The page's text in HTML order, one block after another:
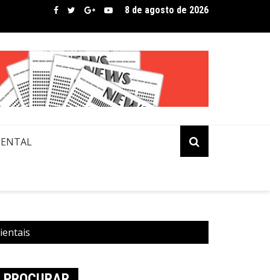
assina lista de convidados em festival que revela novos
8 de agosto de 2026